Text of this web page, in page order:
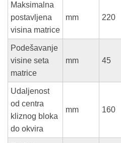
Maksimalna
postavljena
visina matrice
mm 220
Podešavanje
visine seta
matrice
mm 45
Udaljenost
od centra
kliznog bloka
do okvira
mm 160